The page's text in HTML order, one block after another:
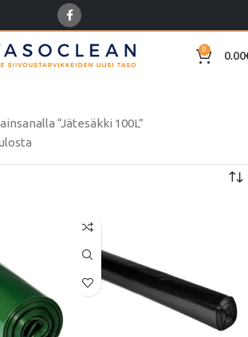
0 0.00
“Jätesäkki 100L”